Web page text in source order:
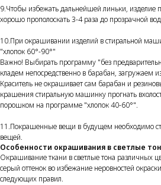
9.Чтобы избежать дальнейшей линьки, изделие
хорошо прополоскать 3-4 раза до прозрачной
10.При окрашивании изделий в стиральной
"хлопок 60°-90°"
Важно! Выбирать программу "без
кладем непосредственно в барабан, загружаем
Краситель не окрашивает сам барабан и
крашения стиральную машинку прогнать
порошком на программе "хлопок 40-60°".
11.Покрашенные вещи в будущем необходимо
вещей.
Особенности окрашивания в светлые
Окрашивание ткани в светлые тона различных
серый оттенок во избежание неровностей
следующих правил.